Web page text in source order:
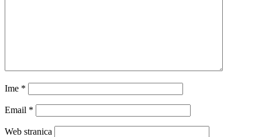
Ime *
Email *
Web stranica